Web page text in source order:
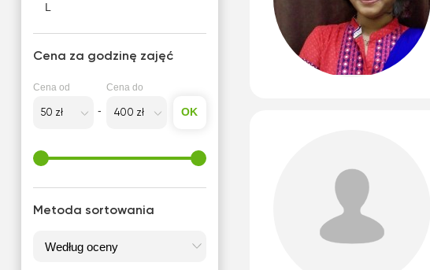
L
Legnica
Cena za godzinę zajęć
Cena od Cena do
OK
Metoda sortowania